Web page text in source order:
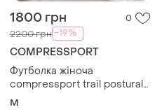
1800 грн 0
2200 грн -19%
COMPRESSPORT
Футболка жіноча
compressport trail postural
ss top w, storm/sugar
M